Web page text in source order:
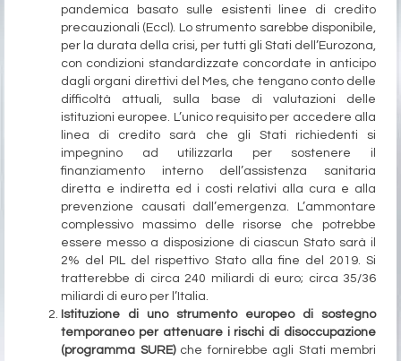
pandemica basato sulle esistenti linee di credito
precauzionali (Eccl). Lo strumento sarebbe disponibile,
per la durata della crisi, per tutti gli Stati dell’Eurozona,
con condizioni standardizzate concordate in anticipo
dagli organi direttivi del Mes, che tengano conto delle
difficoltà attuali, sulla base di valutazioni delle
istituzioni europee. L’unico requisito per accedere alla
linea di credito sarà che gli Stati richiedenti si
impegnino ad utilizzarla per sostenere il
finanziamento interno dell’assistenza sanitaria
diretta e indiretta ed i costi relativi alla cura e alla
prevenzione causati dall’emergenza. L’ammontare
complessivo massimo delle risorse che potrebbe
essere messo a disposizione di ciascun Stato sarà il
2% del PIL del rispettivo Stato alla fine del 2019. Si
tratterebbe di circa 240 miliardi di euro; circa 35/36
miliardi di euro per l’Italia.
Istituzione di uno strumento europeo di sostegno
temporaneo per attenuare i rischi di disoccupazione
(programma SURE)che fornirebbe agli Stati membri